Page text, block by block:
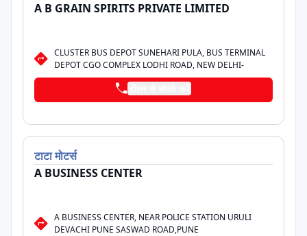
A B GRAIN SPIRITS PRIVATE LIMITED
CLUSTER BUS DEPOT SUNEHARI PULA, BUS TERMINAL
DEPOT CGO COMPLEX LODHI ROAD, NEW DELHI-
टाटामोटर्स
A BUSINESS CENTER
A BUSINESS CENTER, NEAR POLICE STATION URULI
DEVACHI PUNE SASWAD ROAD,PUNE